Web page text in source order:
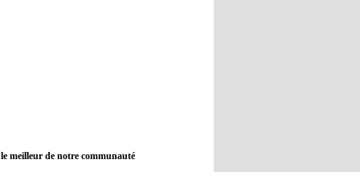
08:21 - 2022/11/08
meilleur de notre communauté